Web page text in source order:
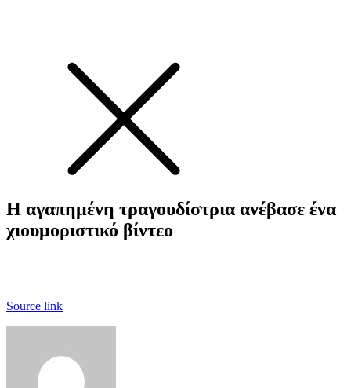
Η αγαπημένη τραγουδίστρια ανέβασε ένα
χιουμοριστικό βίντεο
Source link